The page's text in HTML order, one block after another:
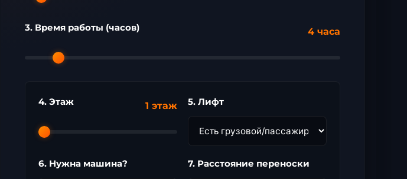
3. Время работы (часов) 4 часа
4. Этаж 1 этаж 5. Лифт
6. Нужна машина? 7. Расстояние переноски